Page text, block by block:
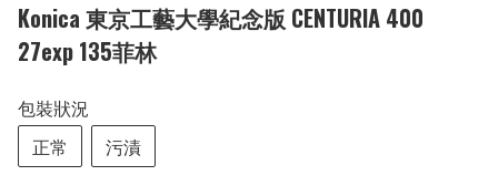
Konica 東京工藝大學紀念版 CENTURIA 400
27exp 135菲林
包裝狀況
正常
污漬